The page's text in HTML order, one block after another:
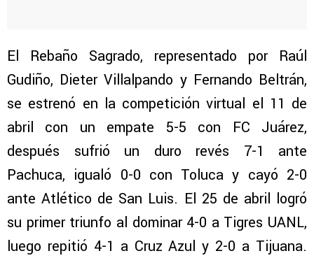
El Rebaño Sagrado, representado por Raúl
Gudiño, Dieter Villalpando y Fernando Beltrán,
se estrenó en la competición virtual el 11 de
abril con un empate 5-5 con FC Juárez,
después sufrió un duro revés 7-1 ante
Pachuca, igualó 0-0 con Toluca y cayó 2-0
ante Atlético de San Luis. El 25 de abril logró
su primer triunfo al dominar 4-0 a Tigres UANL,
luego repitió 4-1 a Cruz Azul y 2-0 a Tijuana.